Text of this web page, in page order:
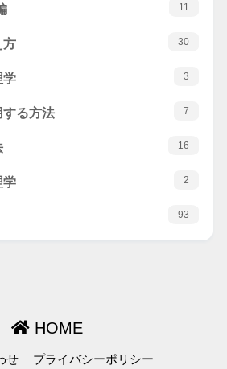
11
方 30
学 3
する方法 7
16
学 2
93
HOME
せ プライバシーポリシー